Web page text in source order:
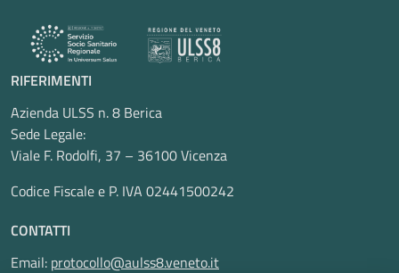
RIFERIMENTI
Azienda ULSS n. 8 Berica
Sede Legale:
Viale F. Rodolfi, 37 – 36100 Vicenza
Codice Fiscale e P. IVA 02441500242
CONTATTI
Email: protocollo@aulss8.veneto.it